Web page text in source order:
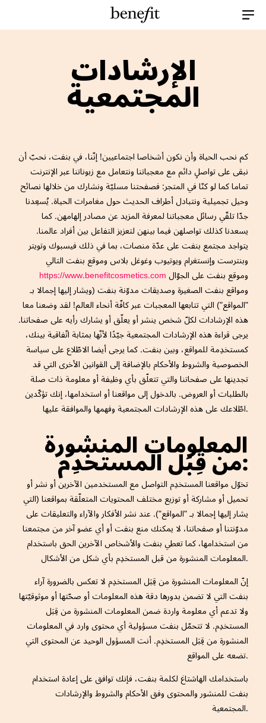
Menu Collapsed
الإرشادات
المجتمعية
كم نحب الحياة وأن نكون أشخاصا اجتماعيين! إنّنا، في بنفت، نحبّ أن
نبقى على تواصلٍ دائم مع معجباتنا ونتعامل مع زبوناتنا عبر الإنترنت
تماما كما لو كنّا في المتجر: فصفحتنا مسليّة ونشارك من خلالها نصائح
وحيل تجميلية ونتبادل أطراف الحديث حول مغامرات الحياة. يُسعِدنا
جدّا تلقّي رسائل معجباتنا لمعرفة المزيد عن مصادر إلهامهن. كما
يسعدنا كذلك تواصلهن فيما بينهن لتعزيز التفاعل بين أفراد عالمنا.
يتواجد مجتمع بنفت على عدّة منصات، بما في ذلك فيسبوك وتويتر
وبنترست وإنستغرام ويوتيوب وغوغل بلاس وموقع بنفت التالي
https://www.benefitcosmetics.com
ومواقع بنفت الصغيرة وصديقات مدوّنة بنفت (ويشار إليها إجمالا بـ
"المواقع") التي تتابعها المعجبات عبر كافّة أنحاء العالم! لقد وضعنا معا
هذه الإرشادات لكلّ شخص ينشر أو يعلّق أو يشارك رأيه على صفحاتنا.
يرجى قراءة هذه الإرشادات المجتمعية جيّدًا لأنّها بمثابة اتّفاقية بينك،
كمستخدِمة للمواقع، وبين بنفت. كما يرجى أيضا الاطّلاع على سياسة
الخصوصية والشروط والأحكام بالإضافة إلى القوانين الأخرى التي قد
تجدينها على صفحاتنا والتي تتعلّق بأي وظيفة أو معلومة ذات صلة
بالطلبات أو العروض. بالدخول إلى مواقعنا أو استخدامها، إنك تؤكّدين
اطّلاعك على هذه الإرشادات المجتمعية وفهمها والموافقة عليها.
المعلومات المنشورة
من قِبَل المستخدِم:
تخوّل مواقعنا المستخدِم التواصل مع المستخدمين الآخرين أو نشر أو
تحميل أو مشاركة أو توزيع مختلف المحتويات المتعلّقة بمواقعنا (التي
يشار إليها إجمالا بـ "المواقع"). عند نشر الأفكار والآراء والتعليقات على
مدوّنتنا أو صفحاتنا، لا يمكنك منع بنفت أو أي عضو آخر من مجتمعنا
من استخدامها، كما تعطي بنفت والأشخاص الآخرين الحق باستخدام
المعلومات المنشورة من قبل المستخدِم بأي شكل من الأشكال.
إنّ المعلومات المنشورة من قِبَل المستخدِم لا تعكس بالضرورة آراء
بنفت التي لا تضمن بدورها دقة هذه المعلومات أو صحّتها أو موثوقيّتها
ولا تدعم أي معلومة واردة ضمن المعلومات المنشورة من قِبَل
المستخدِم. لا تتحمّل بنفت مسؤولية أي محتوى وارد في المعلومات
المنشورة من قِبَل المستخدِم. أنت المسؤول الوحيد عن المحتوى التي
تضعه على المواقع.
باستخدامك الهاشتاغ لكلمة بنفت، فإنك توافق على إعادة استخدام
بنفت للمنشور والمحتوى وفق الأحكام والشروط والإرشادات
المجتمعية.